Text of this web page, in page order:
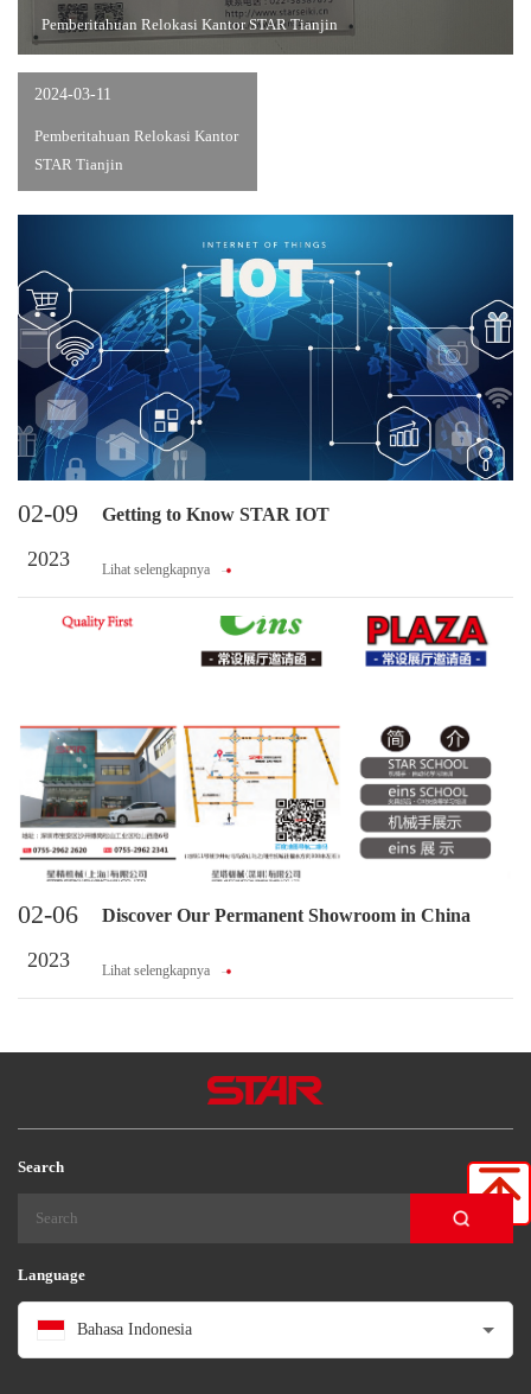
Pemberitahuan Relokasi Kantor STAR Tianjin
2024-03-11
Pemberitahuan Relokasi Kantor
STAR Tianjin
02-09
2023
Getting to Know STAR IOT
Lihat selengkapnya
02-06
2023
Discover Our Permanent Showroom in China
Lihat selengkapnya
Search
Language
Bahasa Indonesia